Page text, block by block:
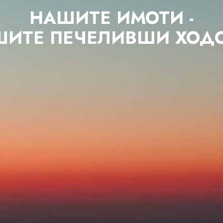
НАШИТЕ ИМОТИ -
ПЕЧЕЛИВШИ